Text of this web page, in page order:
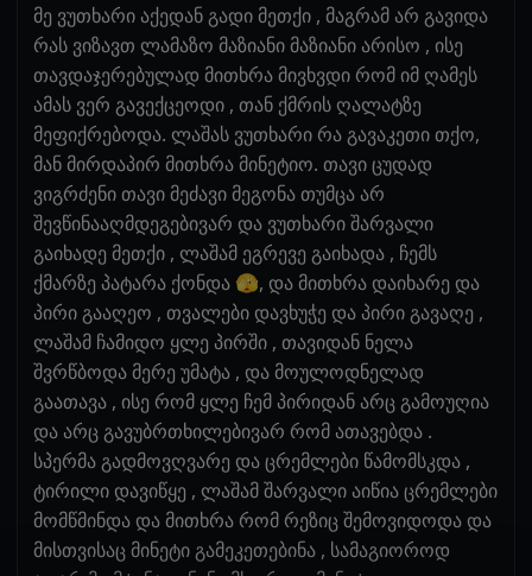
მე ვუთხარი აქედან გადი მეთქი , მაგრამ არ გავიდა
რას ვიზავთ ლამაზო მაზიანი მაზიანი არისო , ისე
თავდაჯერებულად მითხრა მივხვდი რომ იმ ღამეს
ამას ვერ გავექცეოდი , თან ქმრის ღალატზე
მეფიქრებოდა. ლაშას ვუთხარი რა გავაკეთი თქო,
მან მირდაპირ მითხრა მინეტიო. თავი ცუდად
ვიგრძენი თავი მეძავი მეგონა თუმცა არ
შევწინააღმდეგებივარ და ვუთხარი შარვალი
გაიხადე მეთქი , ლაშამ ეგრევე გაიხადა , ჩემს
ქმარზე პატარა ქონდა 🫣, და მითხრა დაიხარე და
პირი გააღეო , თვალები დავხუჭე და პირი გავაღე ,
ლაშამ ჩამიდო ყლე პირში , თავიდან ნელა
შვრწბოდა მერე უმატა , და მოულოდნელად
გაათავა , ისე რომ ყლე ჩემ პირიდან არც გამოუღია
და არც გავუბრთხილებივარ რომ ათავებდა .
სპერმა გადმოვღვარე და ცრემლები წამომსკდა ,
ტირილი დავიწყე , ლაშამ შარვალი აიწია ცრემლები
მომწმინდა და მითხრა რომ რეზიც შემოვიდოდა და
მისთვისაც მინეტი გამეკეთებინა , სამაგიოროდ